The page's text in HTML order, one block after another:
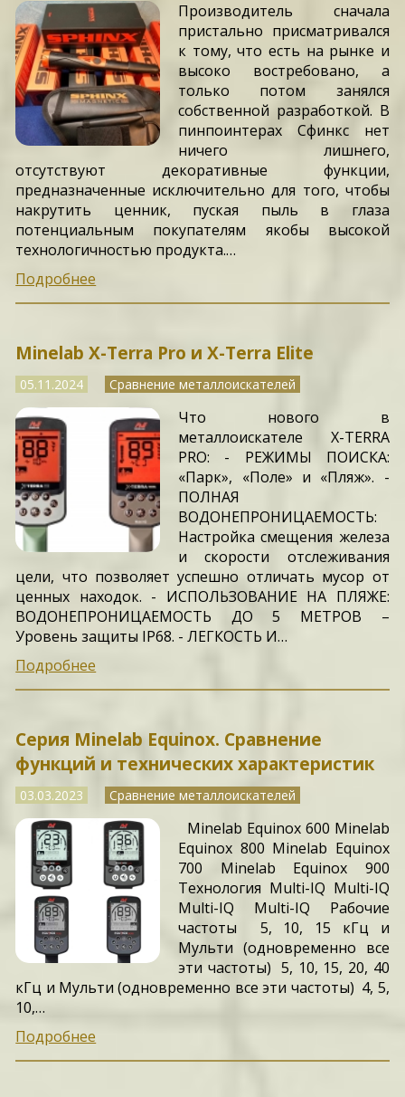
Производитель сначала
пристально присматривался
к тому, что есть на рынке и
высоко востребовано, а
только потом занялся
собственной разработкой. В
пинпоинтерах Сфинкс нет
ничего лишнего,
отсутствуют декоративные функции,
предназначенные исключительно для того, чтобы
накрутить ценник, пуская пыль в глаза
потенциальным покупателям якобы высокой
технологичностью продукта.…
Подробнее
Minelab X-Terra Pro и X-Terra Elite
05.11.2024 Сравнение металлоискателей
Что нового в
металлоискателе X-TERRA
PRO: - РЕЖИМЫ ПОИСКА:
«Парк», «Поле» и «Пляж». -
ПОЛНАЯ
ВОДОНЕПРОНИЦАЕМОСТЬ:
Настройка смещения железа
и скорости отслеживания
цели, что позволяет успешно отличать мусор от
ценных находок. - ИСПОЛЬЗОВАНИЕ НА ПЛЯЖЕ:
ВОДОНЕПРОНИЦАЕМОСТЬ ДО 5 МЕТРОВ –
Уровень защиты IP68. - ЛЕГКОСТЬ И…
Подробнее
Серия Minelab Equinox. Сравнение
функций и технических характеристик
03.03.2023 Сравнение металлоискателей
Minelab Equinox 600 Minelab
Equinox 800 Minelab Equinox
700 Minelab Equinox 900
Технология Multi-IQ Multi-IQ
Multi-IQ Multi-IQ Рабочие
частоты 5, 10, 15 кГц и
Мульти (одновременно все
эти частоты) 5, 10, 15, 20, 40
кГц и Мульти (одновременно все эти частоты) 4, 5,
10,…
Подробнее